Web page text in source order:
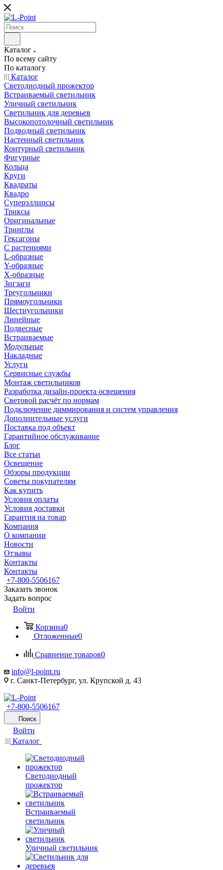
Каталог
По всему сайту
По каталогу
Каталог
Светодиодный прожектор
Встраиваемый светильник
Уличный светильник
Светильник для деревьев
Высокопотолочный светильник
Подводный светильник
Настенный светильник
Контурный светильник
Фигурные
Кольца
Круги
Квадраты
Квадро
Суперэллипсы
Триксы
Оригинальные
Тринглы
Гексагоны
С растениями
L-образные
Y-образные
X-образные
Зигзаги
Треугольники
Прямоугольники
Шестиугольники
Линейные
Подвесные
Встраиваемые
Модульные
Накладные
Услуги
Сервисные службы
Монтаж светильников
Разработка дизайн-проекта освещения
Световой расчёт по нормам
Подключение диммирования и систем управления
Дополнительные услуги
Поставка под объект
Гарантийное обслуживание
Блог
Все статьи
Освещение
Обзоры продукции
Советы покупателям
Как купить
Условия оплаты
Условия доставки
Гарантия на товар
Компания
О компании
Новости
Отзывы
Контакты
Контакты
+7-800-5506167
Заказать звонок
Задать вопрос
Войти
Корзина0
Отложенные0
Сравнение товаров0
info@l-point.ru
г. Санкт-Петербург, ул. Крупской д. 43
+7-800-5506167
Поиск
Войти
Каталог
Светодиодный
прожектор
Встраиваемый
светильник
Уличный светильник